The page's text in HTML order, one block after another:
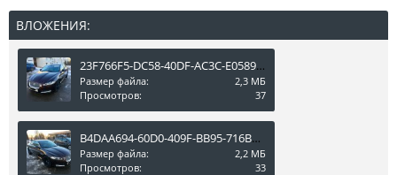
ВЛОЖЕНИЯ:
23F766F5-DC58-40DF-AC3C-E05898FC1446.jpeg
Размер файла:
2,3 МБ
Просмотров:
37
B4DAA694-60D0-409F-BB95-716B505B584F.jpeg
Размер файла:
2,2 МБ
Просмотров:
33